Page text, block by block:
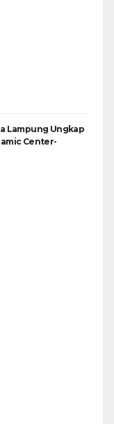
Lampung Ungkap
Center-